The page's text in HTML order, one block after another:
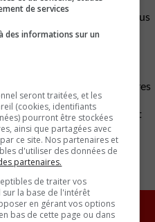
soit environ 11 pouces de plus
n’a augmenté que de 4,3
pouces. La voie est
à améliorer la tenue de
ferme. La voiture est
moderne, comme des vitres
et un système
AC proposera également
des sièges en fibre de
un toit rigide amovible.
Authority
de services
des informations sur un
seront traitées, et les
(cookies, identifiants
pourront être stockées
ainsi que partagées avec
ce site. Nos partenaires et
d'utiliser des données de
partenaires.
de traiter vos
la base de l'intérêt
en gérant vos options
bas de cette page ou dans